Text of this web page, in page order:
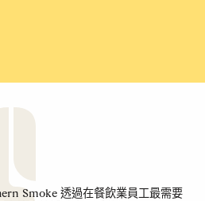
Smoke 透過在餐飲業員工最需要